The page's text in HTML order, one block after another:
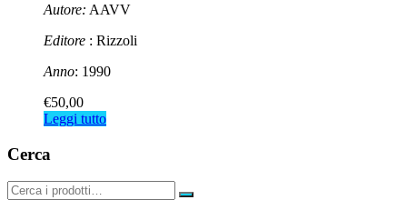
Autore: AAVV
Editore : Rizzoli
Anno: 1990
€50,00
Leggi tutto
Cerca